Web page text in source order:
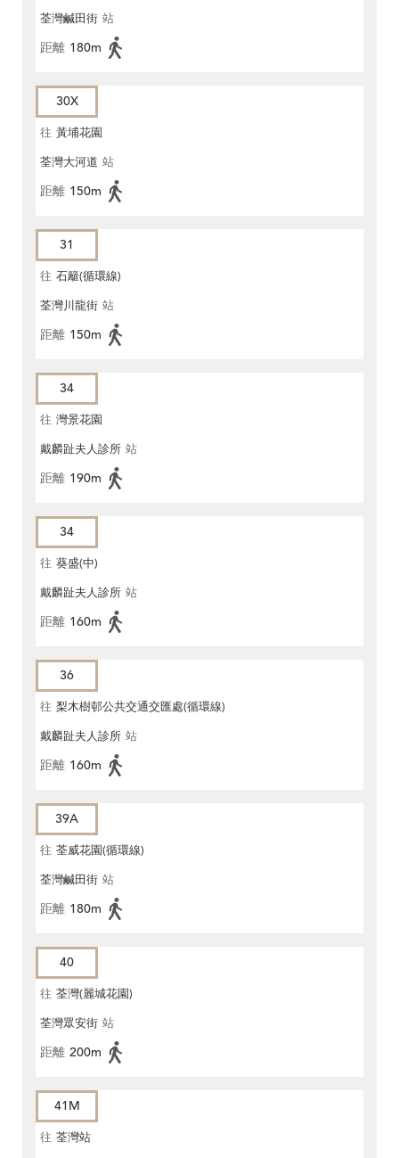
荃灣鹹田街 站
距離 180m
30X
往 黃埔花園
荃灣大河道 站
距離 150m
31
往 石籬(循環線)
荃灣川龍街 站
距離 150m
34
往 灣景花園
戴麟趾夫人診所 站
距離 190m
34
往 葵盛(中)
戴麟趾夫人診所 站
距離 160m
36
往 梨木樹邨公共交通交匯處(循環線)
戴麟趾夫人診所 站
距離 160m
39A
往 荃威花園(循環線)
荃灣鹹田街 站
距離 180m
40
往 荃灣(麗城花園)
荃灣眾安街 站
距離 200m
41M
往 荃灣站